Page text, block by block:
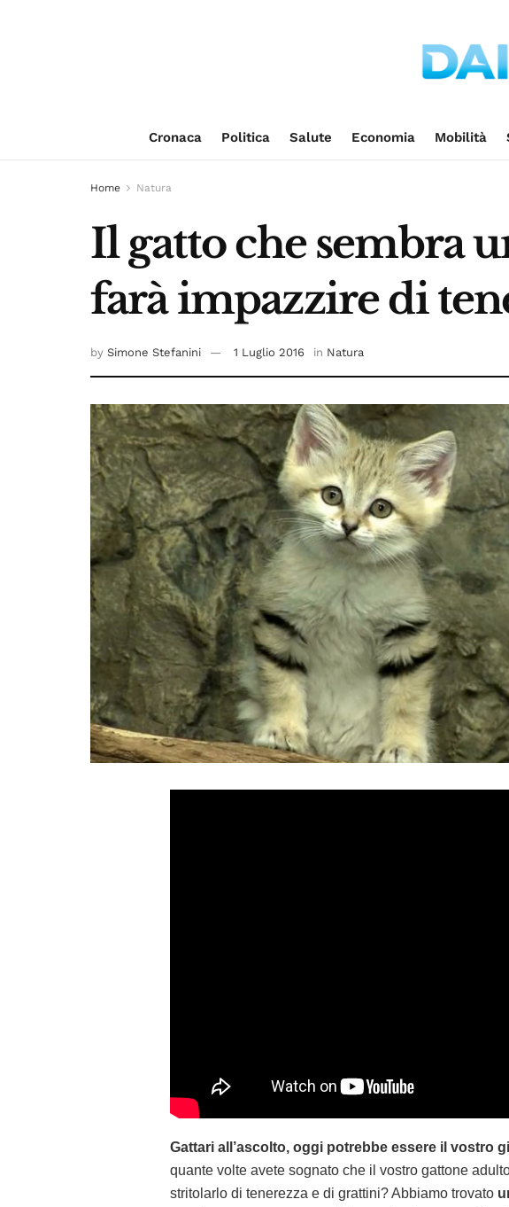
Cronaca Politica Salute Economia Mobilità
Home Natura
Il gatto che sembra
farà impazzire di
by Simone Stefanini 1 Luglio 2016 in Natura
Gattari all’ascolto, oggi potrebbe essere il vostro
quante volte avete sognato che il vostro gattone
stritolarlo di tenerezza e di grattini? Abbiamo trovato